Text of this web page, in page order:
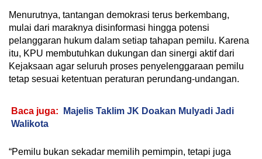
Menurutnya, tantangan demokrasi terus berkembang,
mulai dari maraknya disinformasi hingga potensi
pelanggaran hukum dalam setiap tahapan pemilu. Karena
itu, KPU membutuhkan dukungan dan sinergi aktif dari
Kejaksaan agar seluruh proses penyelenggaraan pemilu
tetap sesuai ketentuan peraturan perundang-undangan.
Baca juga:
Majelis Taklim JK Doakan Mulyadi Jadi
Walikota
“Pemilu bukan sekadar memilih pemimpin, tetapi juga